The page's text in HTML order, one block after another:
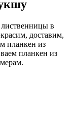
в
доставим,
планкен из
планкен из